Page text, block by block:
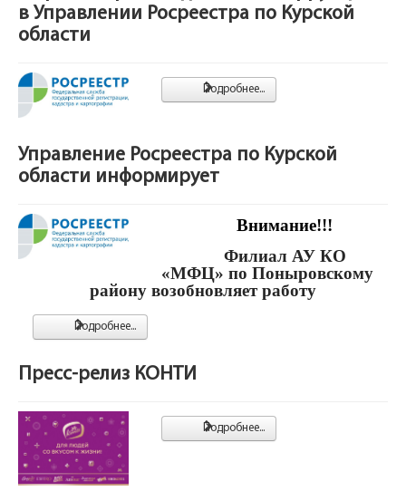
в Управлении Росреестра по Курской
области
Подробнее...
Управление Росреестра по Курской
области информирует
Внимание!!!
Филиал АУ КО
«МФЦ»по Поныровскому
району возобновляет работу
Подробнее...
Пресс-релиз КОНТИ
Подробнее...